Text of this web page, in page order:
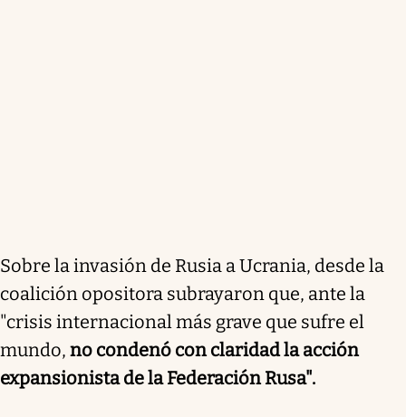
Sobre la invasión de Rusia a Ucrania, desde la
coalición opositora subrayaron que, ante la
"crisis internacional más grave que sufre el
mundo, no condenó con claridad la acción
expansionista de la Federación Rusa".